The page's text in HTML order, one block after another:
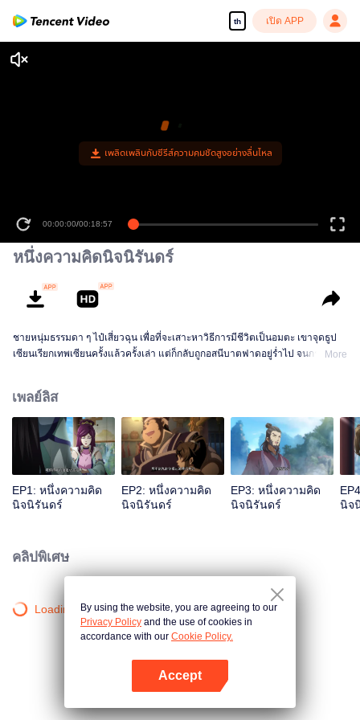
th เปิด APP
เพลิดเพลินกับซีรีส์ความคมชัดสูงอย่างลื่นไหล
00:00:00/00:18:57
หนึ่งความคิดนิจนิรันดร์
ชายหนุ่มธรรมดา ๆ ไป๋เสี่ยวฉุน เพื่อที่จะเสาะหาวิธีการมีชีวิตเป็นอมตะ เขาจุดธูป
เซียนเรียกเทพเซียนครั้งแล้วครั้งเล่า แต่ก็กลับถูกอสนีบาตฟาดอยู่ร่ำไป จนกระทั่งMore
เพลย์ลิส
EP1: หนึ่งความคิด
นิจนิรันดร์
EP2: หนึ่งความคิด
นิจนิรันดร์
EP3: หนึ่งความคิด
นิจนิรันดร์
นิจ
คลิปพิเศษ
Loading…By using the website, you are agreeing to our
Privacy Policy and the use of cookies in
accordance with our Cookie Policy.
Accept